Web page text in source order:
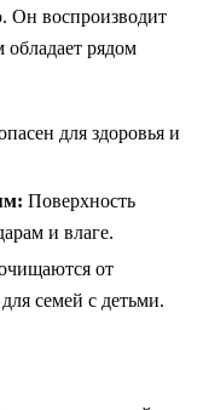
Он воспроизводит
обладает рядом
для здоровья и
Поверхность
и влаге.
от
семей с детьми.